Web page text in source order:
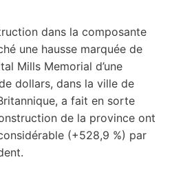
dans la composante
une hausse marquée de
Mills Memorial d’une
dollars, dans la ville de
a fait en sorte
de la province ont
(+528,9 %) par